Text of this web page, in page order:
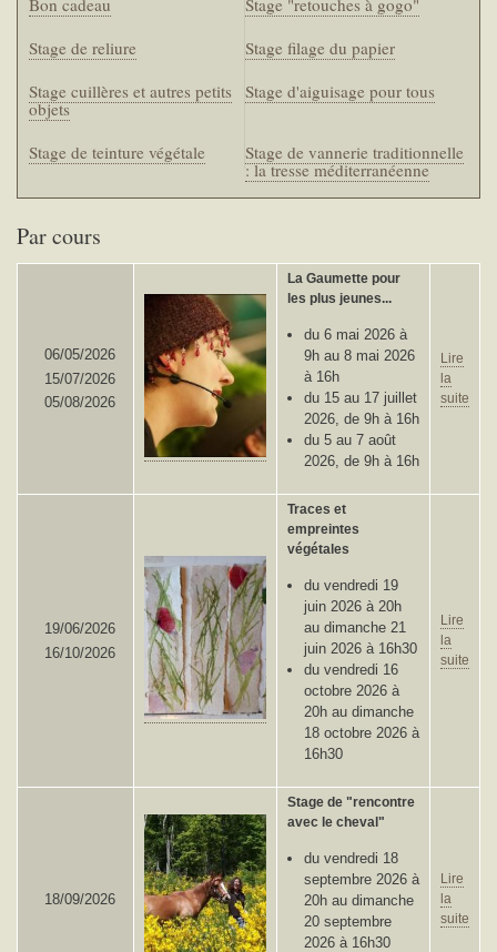
Bon cadeau
Stage "retouches à gogo"
Stage de reliure
Stage filage du papier
Stage cuillères et autres petits
objets
Stage d'aiguisage pour tous
Stage de teinture végétale
Stage de vannerie traditionnelle
: la tresse méditerranéenne
Par cours
06/05/2026
15/07/2026
05/08/2026
La Gaumette pour
les plus jeunes...
du 6 mai 2026 à
9h au 8 mai 2026
à 16h
du 15 au 17 juillet
2026, de 9h à 16h
du 5 au 7 août
2026, de 9h à 16h
Lire
la
suite
19/06/2026
16/10/2026
Traces et
empreintes
végétales
du vendredi 19
juin 2026 à 20h
au dimanche 21
juin 2026 à 16h30
du vendredi 16
octobre 2026 à
20h au dimanche
18 octobre 2026 à
16h30
Lire
la
suite
18/09/2026
Stage de "rencontre
avec le cheval"
du vendredi 18
septembre 2026 à
20h au dimanche
20 septembre
2026 à 16h30
Lire
la
suite